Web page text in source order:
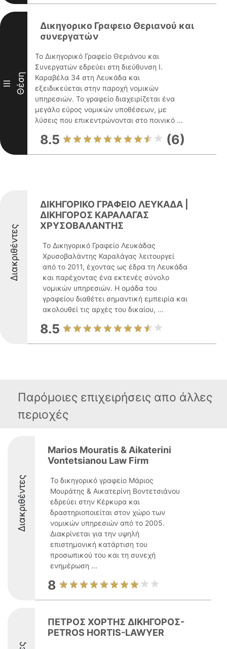
III Θέση
Δικηγορικο Γραφειο Θεριανού και
συνεργατών
Το Δικηγορικό Γραφείο Θεριάνου και
Συνεργατών εδρεύει στη διεύθυνση Ι.
Καραβέλα 34 στη Λευκάδα και
εξειδικεύεται στην παροχή νομικών
υπηρεσιών. Το γραφείο διαχειρίζεται ένα
μεγάλο εύρος νομικών υποθέσεων, με
λύσεις που επικεντρώνονται στο ποινικό ...
8.5 (6)
Διακριθέντες
ΔΙΚΗΓΟΡΙΚΟ ΓΡΑΦΕΙΟ ΛΕΥΚΑΔΑ |
ΔΙΚΗΓΟΡΟΣ ΚΑΡΑΛΑΓΑΣ
ΧΡΥΣΟΒΑΛΑΝΤΗΣ
Το Δικηγορικό Γραφείο Λευκάδας
Χρυσοβαλάντης Καραλάγας λειτουργεί
από το 2011, έχοντας ως έδρα τη Λευκάδα
και παρέχοντας ένα εκτενές σύνολο
νομικών υπηρεσιών. Η ομάδα του
γραφείου διαθέτει σημαντική εμπειρία και
ακολουθεί τις αρχές του δικαίου, ...
8.5
Παρόμοιες επιχειρήσεις απο άλλες
περιοχές
Διακριθέντες
Marios Mouratis & Aikaterini
Vontetsianou Law Firm
Το δικηγορικό γραφείο Μάριος
Μουράτης & Αικατερίνη Βοντετσιάνου
εδρεύει στην Κέρκυρα και
δραστηριοποιείται στον χώρο των
νομικών υπηρεσιών από το 2005.
Διακρίνεται για την υψηλή
επιστημονική κατάρτιση του
προσωπικού του και τη συνεχή
ενημέρωση ...
8
ΠΕΤΡΟΣ ΧΟΡΤΗΣ ΔΙΚΗΓΟΡΟΣ-
PETROS HORTIS-LAWYER